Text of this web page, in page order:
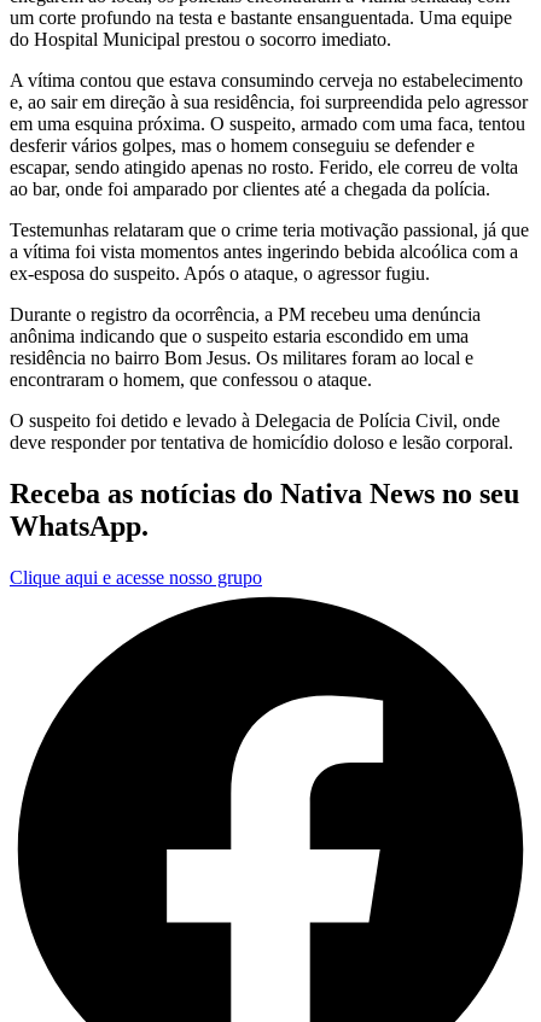
um corte profundo na testa e bastante ensanguentada. Uma equipe
do Hospital Municipal prestou o socorro imediato.
A vítima contou que estava consumindo cerveja no estabelecimento
e, ao sair em direção à sua residência, foi surpreendida pelo agressor
em uma esquina próxima. O suspeito, armado com uma faca, tentou
desferir vários golpes, mas o homem conseguiu se defender e
escapar, sendo atingido apenas no rosto. Ferido, ele correu de volta
ao bar, onde foi amparado por clientes até a chegada da polícia.
Testemunhas relataram que o crime teria motivação passional, já que
a vítima foi vista momentos antes ingerindo bebida alcoólica com a
ex-esposa do suspeito. Após o ataque, o agressor fugiu.
Durante o registro da ocorrência, a PM recebeu uma denúncia
anônima indicando que o suspeito estaria escondido em uma
residência no bairro Bom Jesus. Os militares foram ao local e
encontraram o homem, que confessou o ataque.
O suspeito foi detido e levado à Delegacia de Polícia Civil, onde
deve responder por tentativa de homicídio doloso e lesão corporal.
Receba as notícias do Nativa News no seu
WhatsApp.
Clique aqui e acesse nosso grupo